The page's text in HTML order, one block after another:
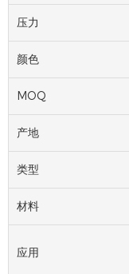
压力
颜色
MOQ
产地
类型
材料
应用